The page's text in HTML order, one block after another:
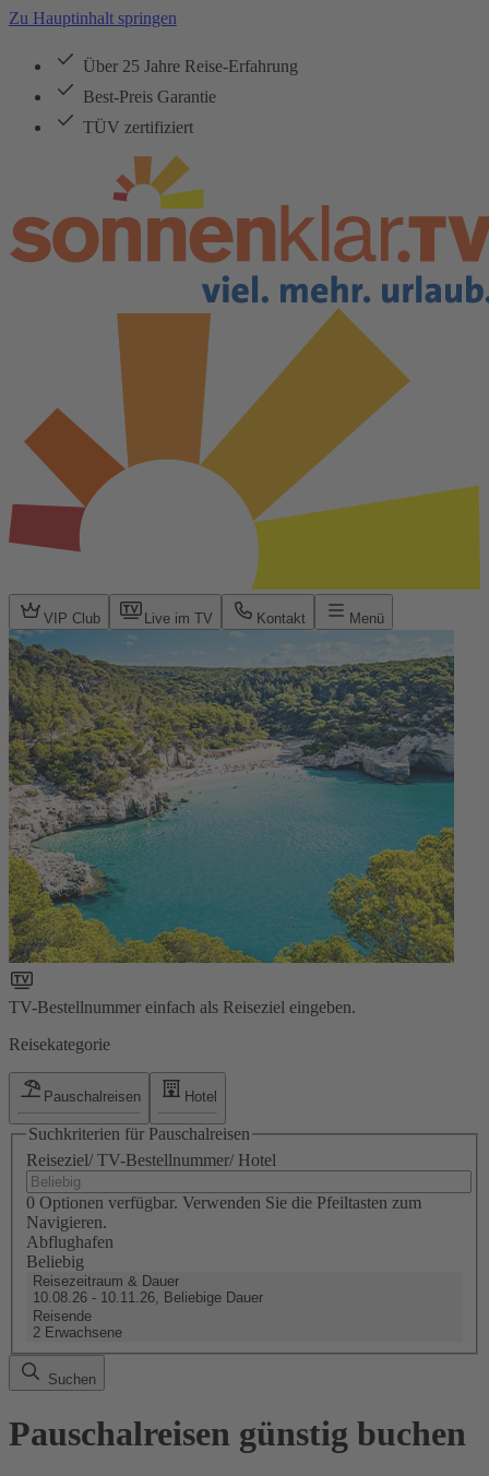
Zu Hauptinhalt springen
Über 25 Jahre Reise-Erfahrung
Best-Preis Garantie
TÜV zertifiziert
VIP Club Live im TV Kontakt Menü
TV-Bestellnummer einfach als Reiseziel eingeben.
Reisekategorie
Pauschalreisen Hotel
Suchkriterien für Pauschalreisen
Reiseziel/ TV-Bestellnummer/ Hotel
0 Optionen verfügbar. Verwenden Sie die Pfeiltasten zum
Navigieren.
Abflughafen
Beliebig
Reisezeitraum & Dauer
10.08.26 - 10.11.26, Beliebige Dauer
Reisende
2 Erwachsene
Suchen
Pauschalreisen günstig buchen